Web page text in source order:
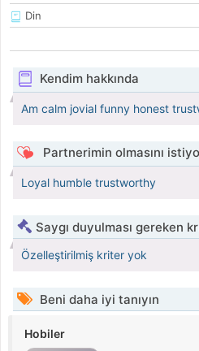
Din
Kendim hakkında
Am calm jovial funny honest
Partnerimin olmasını
Loyal humble trustworthy
Saygı duyulması gereken
Özelleştirilmiş kriter yok
Beni daha iyi tanıyın
Hobiler